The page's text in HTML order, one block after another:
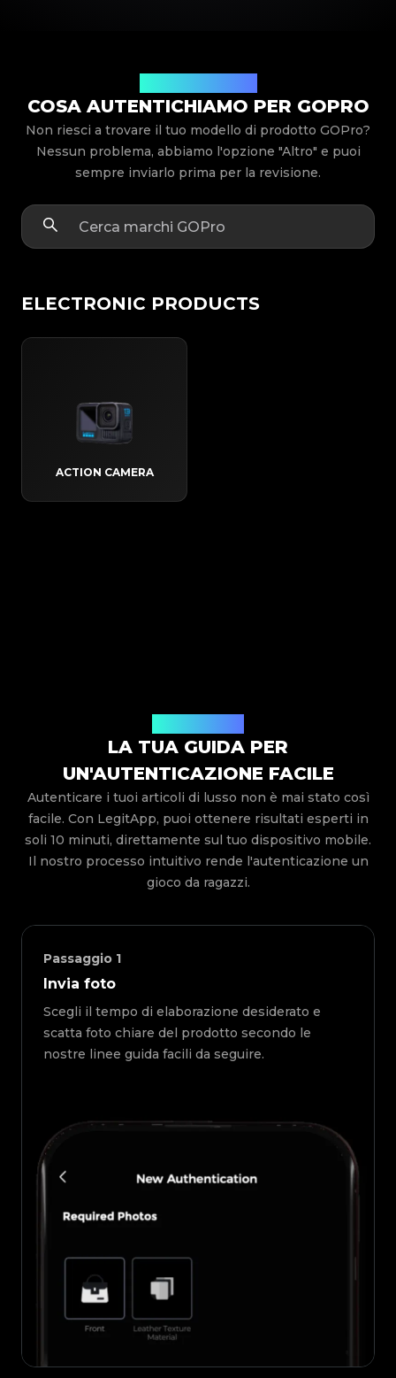
COSA AUTENTICHIAMO PER GOPRO
Non riesci a trovare il tuo modello di prodotto GOPro?
Nessun problema, abbiamo l'opzione "Altro" e puoi
sempre inviarlo prima per la revisione.
ELECTRONIC PRODUCTS
ACTION CAMERA
LA TUA GUIDA PER
UN'AUTENTICAZIONE FACILE
Autenticare i tuoi articoli di lusso non è mai stato così
facile. Con LegitApp, puoi ottenere risultati esperti in
soli 10 minuti, direttamente sul tuo dispositivo mobile.
Il nostro processo intuitivo rende l'autenticazione un
gioco da ragazzi.
Passaggio 1
Invia foto
Scegli il tempo di elaborazione desiderato e
scatta foto chiare del prodotto secondo le
nostre linee guida facili da seguire.